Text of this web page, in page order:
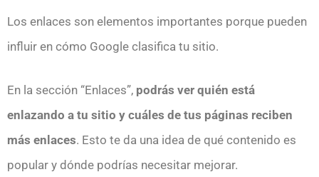
Los enlaces son elementos importantes porque pueden
influir en cómo Google clasifica tu sitio.
En la sección “Enlaces”, podrás ver quién está
enlazando a tu sitio y cuáles de tus páginas reciben
más enlaces. Esto te da una idea de qué contenido es
popular y dónde podrías necesitar mejorar.